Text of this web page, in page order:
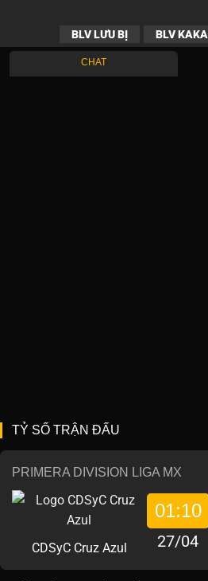
BLV LƯU BỊ BLV KAKA
CHAT
TỶ SỐ TRẬN ĐẤU
PRIMERA DIVISION LIGA MX
CDSyC Cruz Azul
01:10
27/04